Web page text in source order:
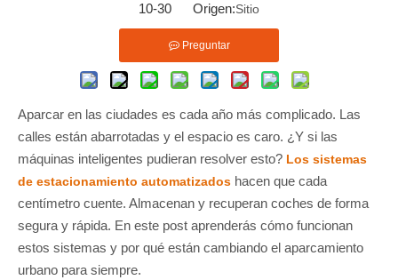
10-30 Origen:Sitio
Preguntar
Aparcar en las ciudades es cada año más complicado. Las
calles están abarrotadas y el espacio es caro. ¿Y si las
máquinas inteligentes pudieran resolver esto? Los sistemas
de estacionamiento automatizados hacen que cada
centímetro cuente. Almacenan y recuperan coches de forma
segura y rápida. En este post aprenderás cómo funcionan
estos sistemas y por qué están cambiando el aparcamiento
urbano para siempre.